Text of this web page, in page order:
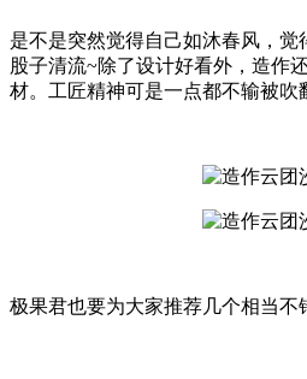
是不是突然觉得自己如沐春风，
股子清流~除了设计好看外，造作
材。工匠精神可是一点都不输被吹
极果君也要为大家推荐几个相当不